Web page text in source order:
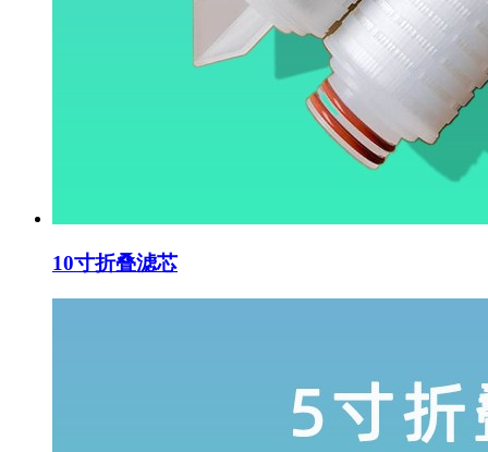
10寸折叠滤芯